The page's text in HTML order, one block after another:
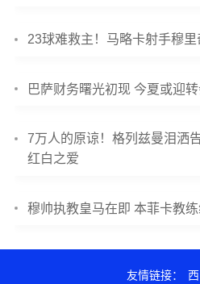
23球难救主！马略卡射手穆
巴萨财务曙光初现 今夏或迎
7万人的原谅！格列兹曼泪洒
红白之爱
穆帅执教皇马在即 本菲卡教
友情链接：